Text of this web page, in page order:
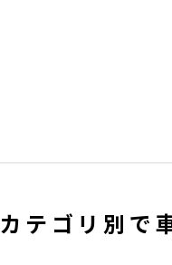
カテゴリ別で